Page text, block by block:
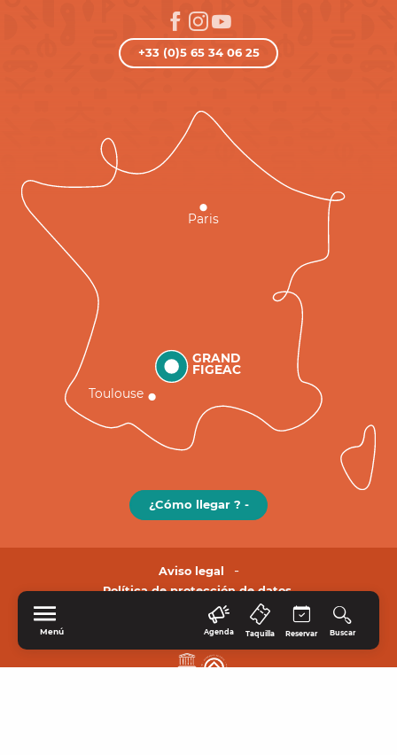
Menú Agenda Taquilla Reservar Buscar
+33 (0)5 65 34 06 25
GRAND
FIGEAC
Toulouse
Paris
¿Cómo llegar ? -
Aviso legal
Política de protección de datos.